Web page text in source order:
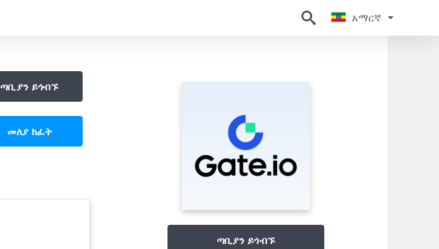
አማርኛ
አማርኛ
ጣቢያን ይጎብኙ
መለያ ክፈት
ጣቢያን ይጎብኙ